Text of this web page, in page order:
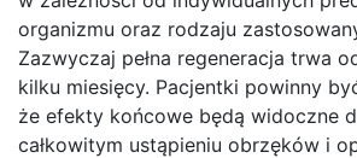
organizmu oraz rodzaju
Zazwyczaj pełna regeneracja trwa
kilku miesięcy. Pacjentki powinny
że efekty końcowe będą widoczne
całkowitym ustąpieniu obrzęków i